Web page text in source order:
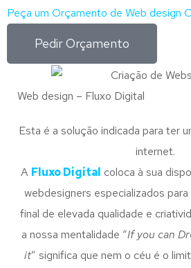
Peça um Orçamento de Web design
Pedir Orçamento
Web design – Fluxo Digital
Esta é a solução indicada para ter
internet.
A Fluxo Digital coloca à sua
webdesigners especializados
final de elevada qualidade e
a nossa mentalidade “If you can
it” significa que nem o céu é o